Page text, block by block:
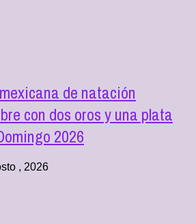
de natación
con dos oros y una plata
2026
, 2026